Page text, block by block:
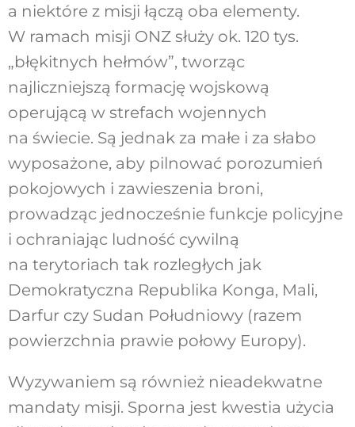
a niektóre z misji łączą oba elementy.
W ramach misji ONZ służy ok. 120 tys.
„błękitnych hełmów”, tworząc
najliczniejszą formację wojskową
operującą w strefach wojennych
na świecie. Są jednak za małe i za słabo
wyposażone, aby pilnować porozumień
pokojowych i zawieszenia broni,
prowadząc jednocześnie funkcje policyjne
i ochraniając ludność cywilną
na terytoriach tak rozległych jak
Demokratyczna Republika Konga, Mali,
Darfur czy Sudan Południowy (razem
powierzchnia prawie połowy Europy).
Wyzywaniem są również nieadekwatne
mandaty misji. Sporna jest kwestia użycia